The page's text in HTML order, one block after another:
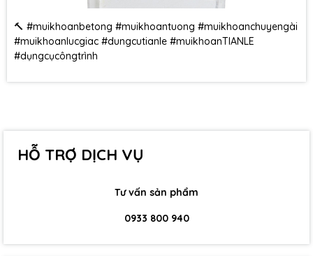
🔨 #muikhoanbetong #muikhoantuong #muikhoanchuyengài
#muikhoanlucgiac #dungcutianle #muikhoanTIANLE
#dụngcụcôngtrình
HỖ TRỢ DỊCH VỤ
Tư vấn sản phẩm
0933 800 940